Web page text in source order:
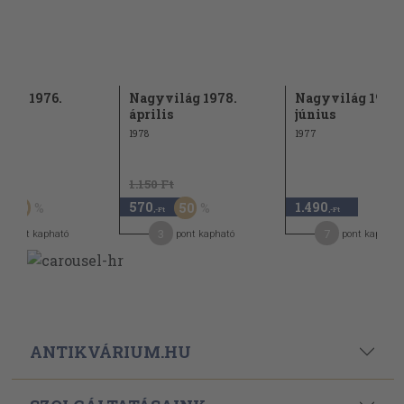
1976.
50
pont kapható
Nagyvilág 1978.
április
1978
1.150 Ft
570 ,-Ft 50
pont kapható
Nagyvilág 1977.
június
1977
1.490 ,-Ft
pont kapható
ANTIKVÁRIUM.HU